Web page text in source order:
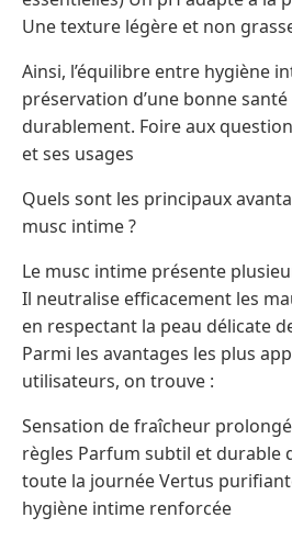
Une texture légère et non
Ainsi, l’équilibre entre hygiène
préservation d’une bonne santé
durablement. Foire aux
et ses usages
Quels sont les principaux
musc intime ?
Le musc intime présente
Il neutralise efficacement les
en respectant la peau délicate
Parmi les avantages les plus
utilisateurs, on trouve :
Sensation de fraîcheur
règles Parfum subtil et durable
toute la journée Vertus
hygiène intime renforcée